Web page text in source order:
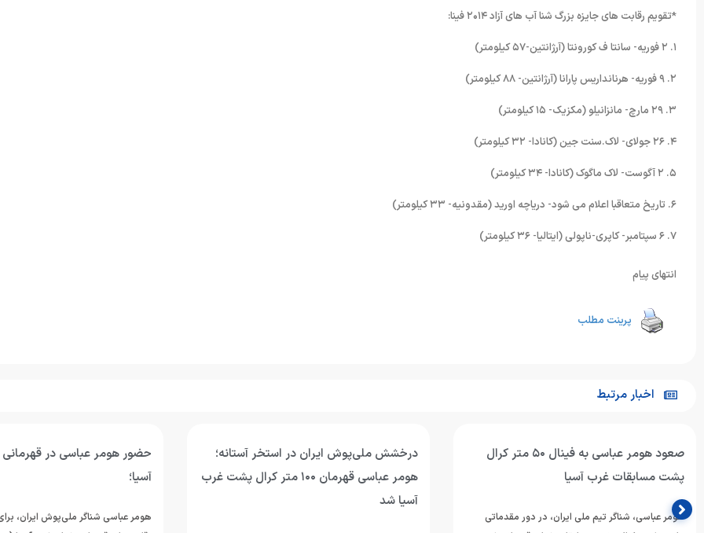
*تقویم رقابت های جایزه بزرگ شنا آب های آزاد ۲۰۱۴ فینا:
۱. ۲ فوریه- سانتا ف کورونتا (آرژانتین-۵۷ کیلومتر)
۲. ۹ فوریه- هرنانداریس پارانا (آرژانتین- ۸۸ کیلومتر)
۳. ۲۹ مارچ- مانزانیلو (مکزیک- ۱۵ کیلومتر)
۴. ۲۶ جولای- لاک.سنت جین (کانادا- ۳۲ کیلومتر)
۵. ۲ آگوست- لاک ماگوک (کانادا- ۳۴ کیلومتر)
۶. تاریخ متعاقبا اعلام می شود- دریاچه اورید (مقدونیه- ۳۳ کیلومتر)
۷. ۶ سپتامبر- کاپری-ناپولی (ایتالیا- ۳۶ کیلومتر)
انتهای پیام
پرینت مطلب
اخبار مرتبط
درخشش ملی‌پوش ایران در استخر آستانه؛
هومر عباسی قهرمان ۱۰۰ متر کرال پشت غرب
آسیا شد
حضور هومر عباسی در قهرمانی شنای غرب
آسیا؛
امیر مطاعی: فاصله ما با رقبای
شده؛ برای خلق شگفتی در ناگویا